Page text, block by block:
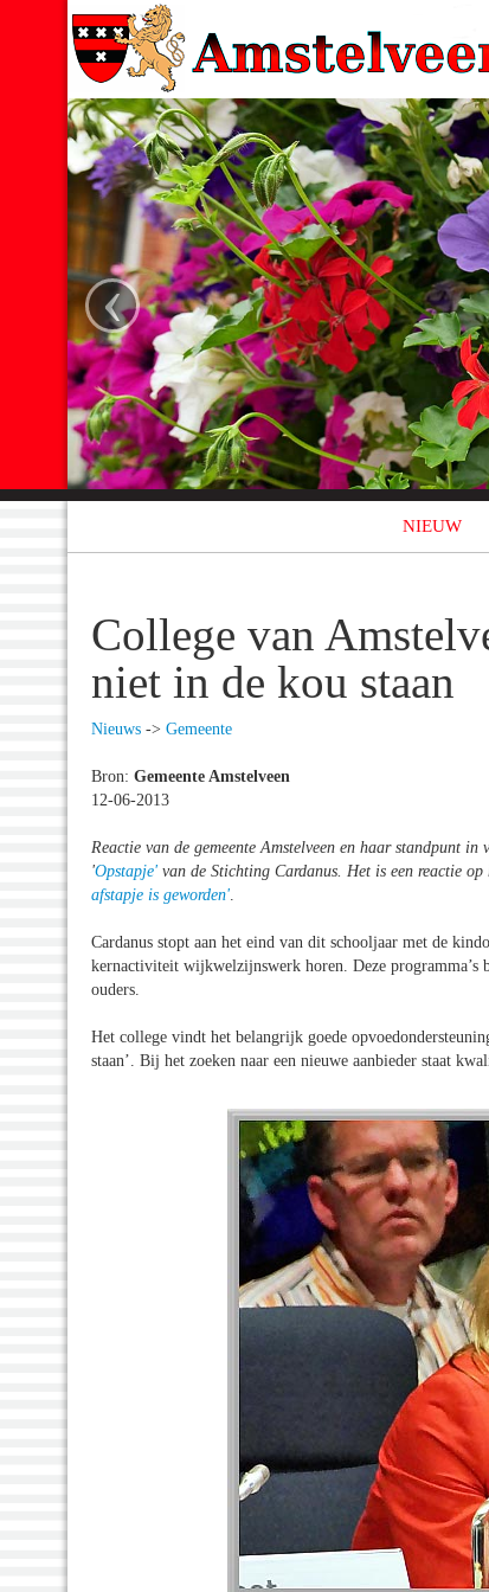
‹
NIEUW
College van
niet in de kou staan
Nieuws -> Gemeente
Bron: Gemeente Amstelveen
12-06-2013
Reactie van de gemeente Amstelveen en haar standpunt
'Opstapje' van de Stichting Cardanus. Het is een reactie
afstapje is geworden'
Cardanus stopt aan het eind van dit schooljaar met de
kernactiviteit wijkwelzijnswerk horen. Deze programma’s
ouders.
Het college vindt het belangrijk goede
staan’. Bij het zoeken naar een nieuwe aanbieder staat